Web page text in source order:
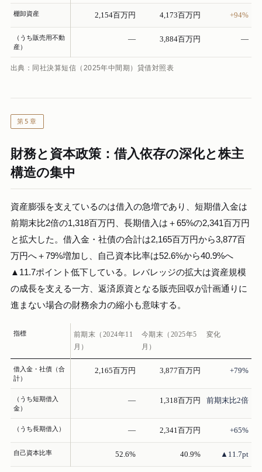
棚卸資産 2,154百万円 4,173百万円 +94%
（うち販売用不動
産）
— 3,884百万円 —
出典：同社決算短信（2025年中間期）貸借対照表
第5章
財務と資本政策：借入依存の深化と株主
構造の集中
資産膨張を支えているのは借入の急増であり、短期借入金は
前期末比2倍の1,318百万円、長期借入は＋65%の2,341百万円
と拡大した。借入金・社債の合計は2,165百万円から3,877百
万円へ＋79%増加し、自己資本比率は52.6%から40.9%へ
▲11.7ポイント低下している。レバレッジの拡大は資産規模
の成長を支える一方、返済原資となる販売回収が計画通りに
進まない場合の財務余力の縮小も意味する。
指標
前期末（2024年11
月）
今期末（2025年5
月）
変化
借入金・社債（合
計）
2,165百万円 3,877百万円 +79%
（うち短期借入
金）
— 1,318百万円 前期末比2倍
（うち長期借入） — 2,341百万円 +65%
自己資本比率 52.6% 40.9% ▲11.7pt